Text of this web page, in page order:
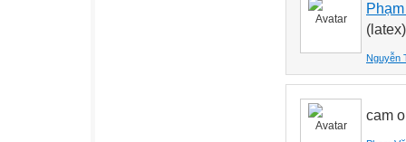
Nguyễn
cam